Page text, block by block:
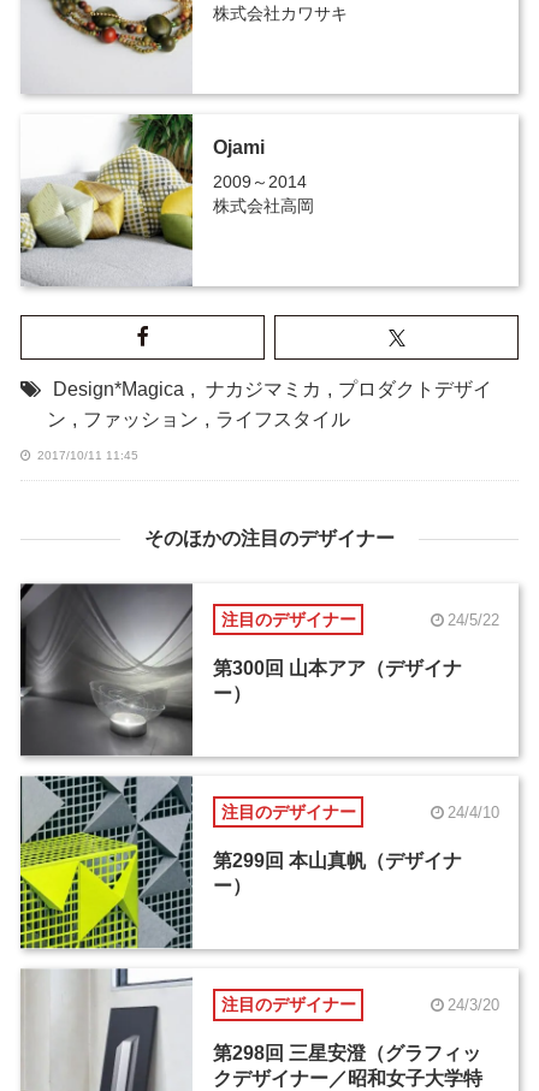
株式会社カワサキ
Ojami
2009～2014
株式会社高岡
Design*Magica , ナカジマミカ , プロダクトデザイ
ン , ファッション , ライフスタイル
2017/10/11 11:45
そのほかの注目のデザイナー
注目のデザイナー 24/5/22
第300回 山本アア（デザイナ
ー）
注目のデザイナー 24/4/10
第299回 本山真帆（デザイナ
ー）
注目のデザイナー 24/3/20
第298回 三星安澄（グラフィッ
クデザイナー／昭和女子大学特